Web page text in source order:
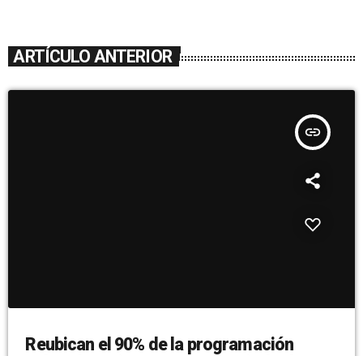
ARTÍCULO ANTERIOR
insert_link
Reubican el 90% de la programación